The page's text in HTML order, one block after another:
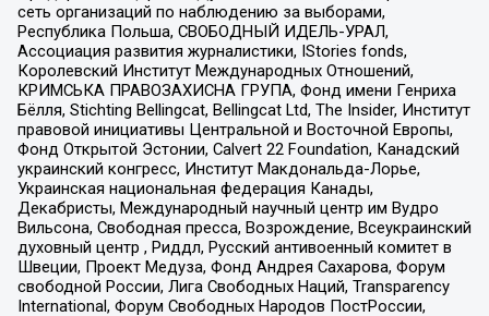
сеть организаций по наблюдению за выборами,
Республика Польша, СВОБОДНЫЙ ИДЕЛЬ-УРАЛ,
Ассоциация развития журналистики, IStories fonds,
Королевский Институт Международных Отношений,
КРИМСЬКА ПРАВОЗАХИСНА ГРУПА, Фонд имени Генриха
Бёлля, Stichting Bellingcat, Bellingcat Ltd, The Insider, Институт
правовой инициативы Центральной и Восточной Европы,
Фонд Открытой Эстонии, Calvert 22 Foundation, Канадский
украинский конгресс, Институт Макдональда-Лорье,
Украинская национальная федерация Канады,
Декабристы, Международный научный центр им Вудро
Вильсона, Свободная пресса, Возрождение, Всеукраинский
духовный центр , Риддл, Русский антивоенный комитет в
Швеции, Проект Медуза, Фонд Андрея Сахарова, Форум
свободной России, Лига Свободных Наций, Transparеncy
International, Форум Свободных Народов ПостРоссии,